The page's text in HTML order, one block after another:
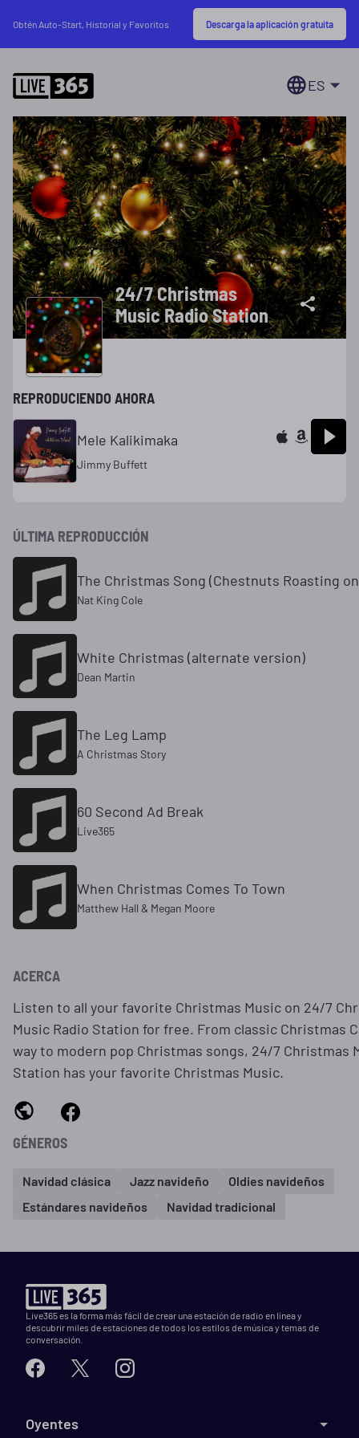
Obtén Auto-Start, Historial y Favoritos Descarga la aplicación gratuita
ES
24/7 Christmas
Music Radio Station
REPRODUCIENDO AHORA
Mele Kalikimaka
Jimmy Buffett
ÚLTIMA REPRODUCCIÓN
The Christmas Song (Chestnuts Roasting
Nat King Cole
White Christmas (alternate version)
Dean Martin
The Leg Lamp
A Christmas Story
60 Second Ad Break
Live365
When Christmas Comes To Town
Matthew Hall & Megan Moore
ACERCA
Listen to all your favorite Christmas Music on 24/7
Music Radio Station for free. From classic Christmas
way to modern pop Christmas songs, 24/7 Christmas
Station has your favorite Christmas Music.
GÉNEROS
Navidad clásica Jazz navideño
Oldies navideños
Estándares navideños
Navidad tradicional
Live365 es la forma más fácil de crear una estación de radio en línea y
descubrir miles de estaciones de todos los estilos de música y temas de
conversación.
Oyentes